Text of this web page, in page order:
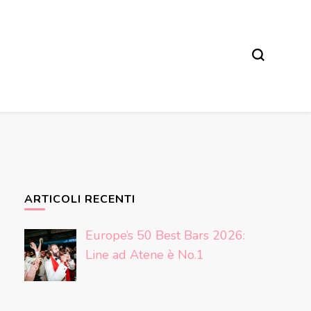
ARTICOLI RECENTI
Europe’s 50 Best Bars 2026:
Line ad Atene è No.1